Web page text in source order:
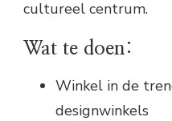
cultureel centrum.
Wat te doen:
Winkel in de
designwinkels